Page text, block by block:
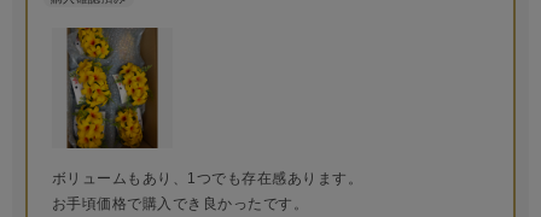
ボリュームもあり、1つでも存在感あります。
お手頃価格で購入でき良かったです。